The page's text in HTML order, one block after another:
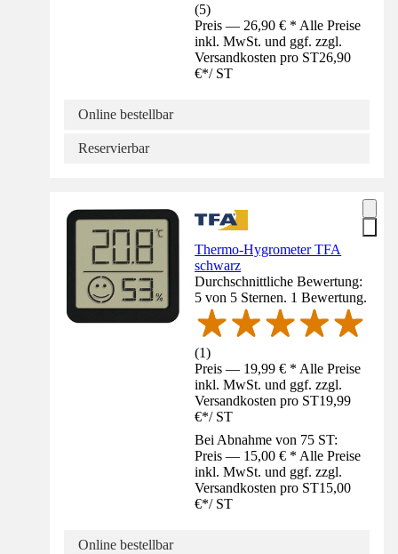
(5)
Preis — 26,90 € * Alle Preise
inkl. MwSt. und ggf. zzgl.
Versandkosten pro ST26,90
€*/ ST
Online bestellbar
Reservierbar
Thermo-Hygrometer TFA
schwarz
Durchschnittliche Bewertung:
5 von 5 Sternen. 1 Bewertung.
(1)
Preis — 19,99 € * Alle Preise
inkl. MwSt. und ggf. zzgl.
Versandkosten pro ST19,99
€*/ ST
Bei Abnahme von 75 ST:
Preis — 15,00 € * Alle Preise
inkl. MwSt. und ggf. zzgl.
Versandkosten pro ST15,00
€*/ ST
Online bestellbar